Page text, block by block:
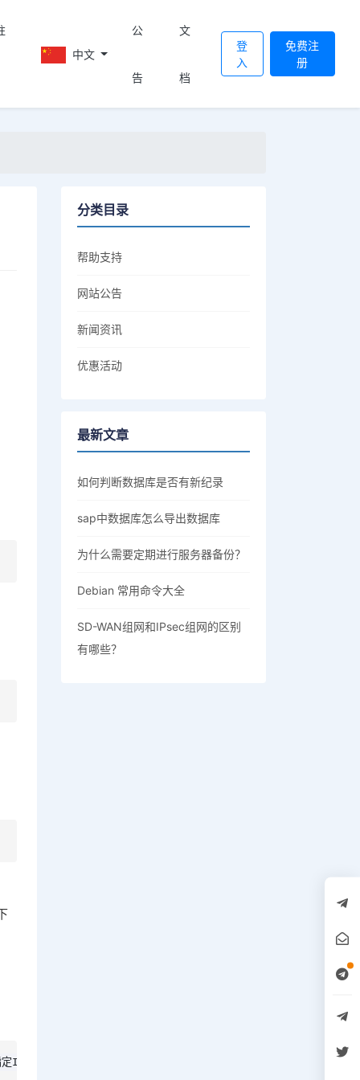
中文
公
告
文
档
登
入
免费注
册
port protocol="tcp" port="<指定端口>" accept'
分类目录
帮助支持
网站公告
新闻资讯
优惠活动
最新文章
如何判断数据库是否有新纪录
sap中数据库怎么导出数据库
为什么需要定期进行服务器备份？
Debian 常用命令大全
SD-WAN组网和IPsec组网的区别
有哪些？